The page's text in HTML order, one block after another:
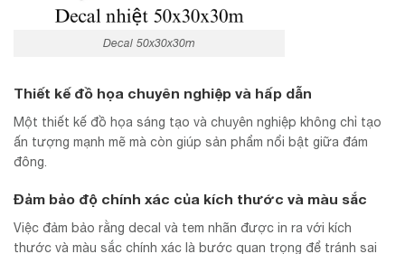
Decal 50x30x30m
Thiết kế đồ họa chuyên nghiệp và hấp dẫn
Một thiết kế đồ họa sáng tạo và chuyên nghiệp không chỉ tạo
ấn tượng mạnh mẽ mà còn giúp sản phẩm nổi bật giữa đám
đông.
Đảm bảo độ chính xác của kích thước và màu sắc
Việc đảm bảo rằng decal và tem nhãn được in ra với kích
thước và màu sắc chính xác là bước quan trọng để tránh sai